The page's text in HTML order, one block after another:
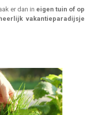
er dan in eigen tuin of op
vakantieparadijsje